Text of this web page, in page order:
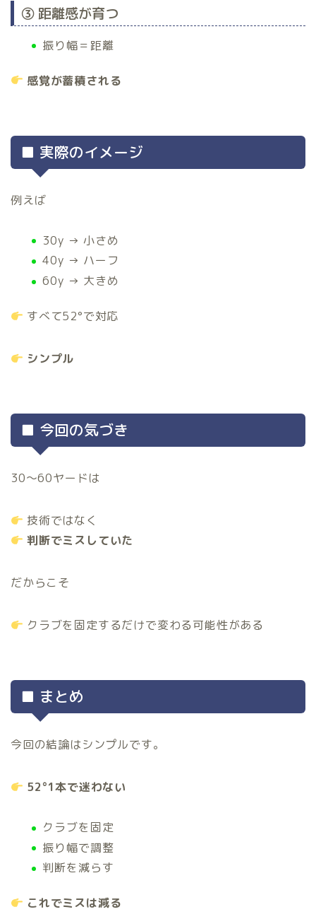
③ 距離感が育つ
振り幅＝距離
感覚が蓄積される
■ 実際のイメージ
例えば
30y → 小さめ
40y → ハーフ
60y → 大きめ
すべて52°で対応
シンプル
■ 今回の気づき
30〜60ヤードは
技術ではなく
判断でミスしていた
だからこそ
クラブを固定するだけで変わる可能性がある
■ まとめ
今回の結論はシンプルです。
52°1本で迷わない
クラブを固定
振り幅で調整
判断を減らす
これでミスは減る